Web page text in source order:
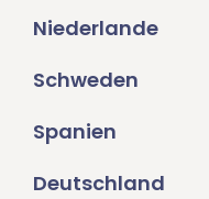
Niederlande
Schweden
Spanien
Deutschland